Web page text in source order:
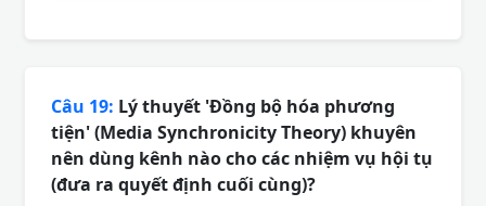
Câu 19: Lý thuyết 'Đồng bộ hóa phương
tiện' (Media Synchronicity Theory) khuyên
nên dùng kênh nào cho các nhiệm vụ hội tụ
(đưa ra quyết định cuối cùng)?